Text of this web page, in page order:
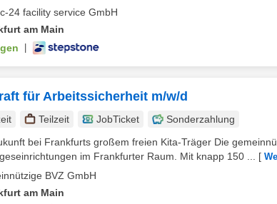
24 facility service GmbH
am Main
für Arbeitssicherheit m/w/d
Teilzeit JobTicket
Sonderzahlung
bei Frankfurts großem freien Kita-Träger Die
im Frankfurter Raum. Mit knapp 150 ...
[
BVZ GmbH
am Main